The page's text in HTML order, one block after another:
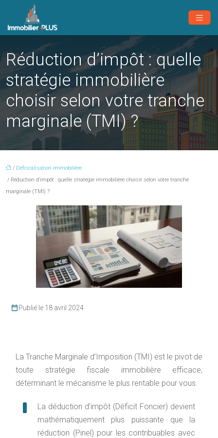
Réduction d’impôt : quelle
stratégie immobilière
choisir selon votre tranche
marginale (TMI) ?
/ Défiscalisation immobilière
/ Réduction d’impôt : quelle stratégie immobilière choisir selon votre tranche
marginale (TMI) ?
Publié le 18 avril 2024
La Tranche Marginale d’Imposition (TMI) est le pivot de
toute stratégie fiscale immobilière efficace,
déterminant le mécanisme le plus rentable pour vous.
La déduction d’impôt (Déficit Foncier) devient
mathématiquement plus puissante que la
réduction (Pinel) pour les contribuables avec